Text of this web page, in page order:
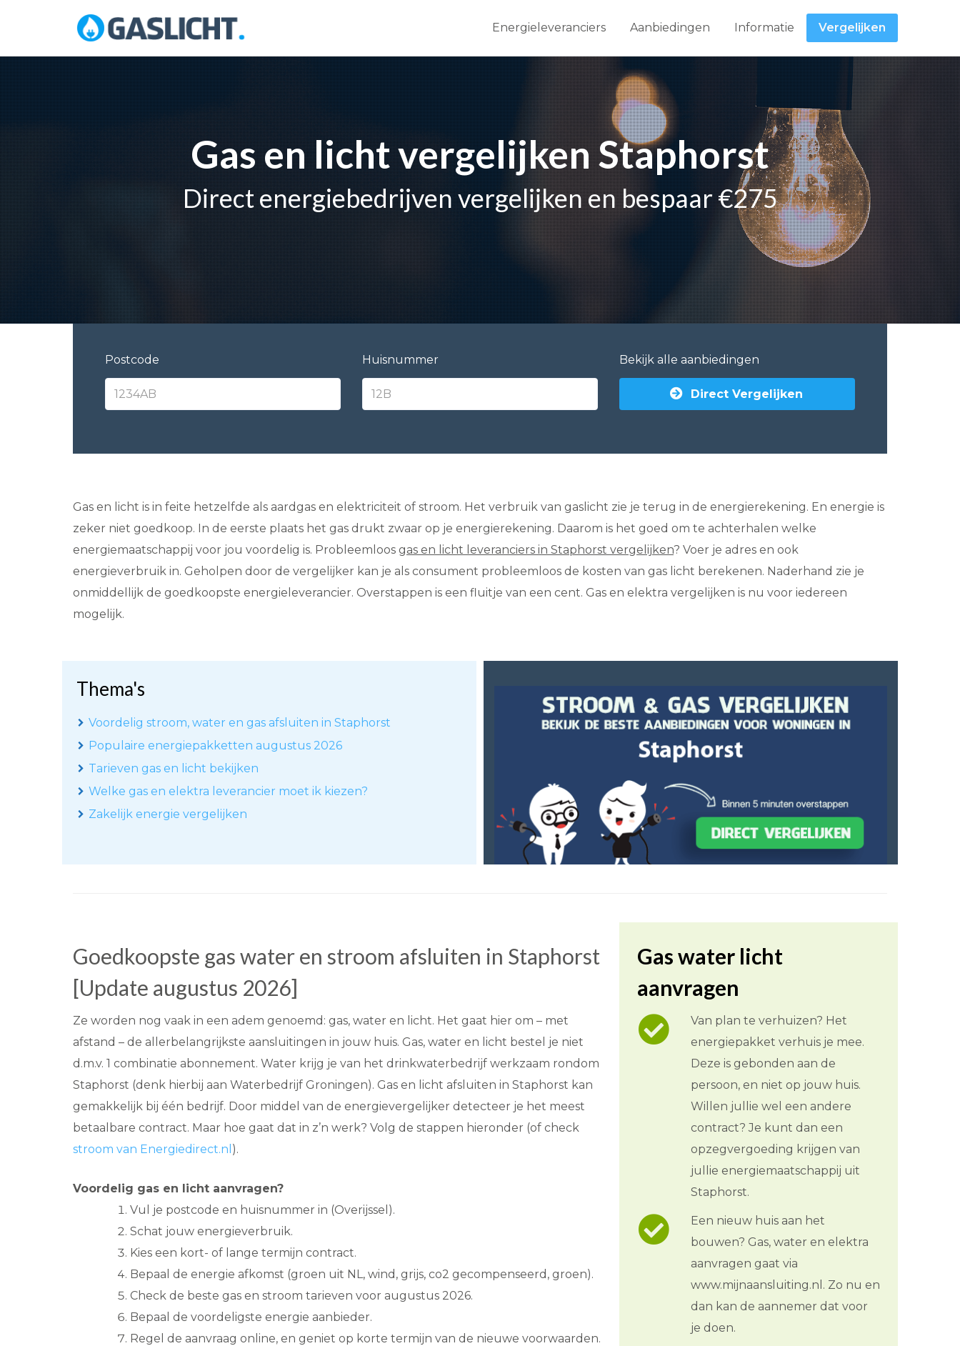
Energieleveranciers Aanbiedingen Informatie Vergelijken
Skip
to
content
Gas en licht vergelijken Staphorst
Direct energiebedrijven vergelijken en bespaar €275
Postcode Huisnummer Bekijk alle aanbiedingen
Direct Vergelijken
Gas en licht is in feite hetzelfde als aardgas en elektriciteit of stroom. Het verbruik van gaslicht zie je terug in de energierekening. En energie is
zeker niet goedkoop. In de eerste plaats het gas drukt zwaar op je energierekening. Daarom is het goed om te achterhalen welke
energiemaatschappij voor jou voordelig is. Probleemloos gas en licht leveranciers in Staphorst vergelijken? Voer je adres en ook
energieverbruik in. Geholpen door de vergelijker kan je als consument probleemloos de kosten van gas licht berekenen. Naderhand zie je
onmiddellijk de goedkoopste energieleverancier. Overstappen is een fluitje van een cent. Gas en elektra vergelijken is nu voor iedereen
mogelijk.
Thema's
Voordelig stroom, water en gas afsluiten in Staphorst
Populaire energiepakketten augustus 2026
Tarieven gas en licht bekijken
Welke gas en elektra leverancier moet ik kiezen?
Zakelijk energie vergelijken
Goedkoopste gas water en stroom afsluiten in Staphorst
[Update augustus 2026]
Ze worden nog vaak in een adem genoemd: gas, water en licht. Het gaat hier om – met
afstand – de allerbelangrijkste aansluitingen in jouw huis. Gas, water en licht bestel je niet
d.m.v. 1 combinatie abonnement. Water krijg je van het drinkwaterbedrijf werkzaam rondom
Staphorst (denk hierbij aan Waterbedrijf Groningen). Gas en licht afsluiten in Staphorst kan
gemakkelijk bij één bedrijf. Door middel van de energievergelijker detecteer je het meest
betaalbare contract. Maar hoe gaat dat in z’n werk? Volg de stappen hieronder (of check
stroom van Energiedirect.nl ).
Voordelig gas en licht aanvragen?
Vul je postcode en huisnummer in (Overijssel).
Schat jouw energieverbruik.
Kies een kort- of lange termijn contract.
Bepaal de energie afkomst (groen uit NL, wind, grijs, co2 gecompenseerd, groen).
Check de beste gas en stroom tarieven voor augustus 2026.
Bepaal de voordeligste energie aanbieder.
Regel de aanvraag online, en geniet op korte termijn van de nieuwe voorwaarden.
Gas water licht
aanvragen
Van plan te verhuizen? Het
energiepakket verhuis je mee.
Deze is gebonden aan de
persoon, en niet op jouw huis.
Willen jullie wel een andere
contract? Je kunt dan een
opzegvergoeding krijgen van
jullie energiemaatschappij uit
Staphorst.
Een nieuw huis aan het
bouwen? Gas, water en elektra
aanvragen gaat via
www.mijnaansluiting.nl. Zo nu en
dan kan de aannemer dat voor
je doen.